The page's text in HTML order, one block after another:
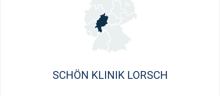
SCHÖN KLINIK LORSCH